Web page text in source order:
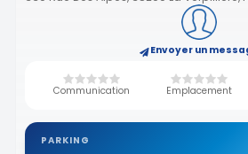
Envoyer un
Communication Emplacement
PARKING